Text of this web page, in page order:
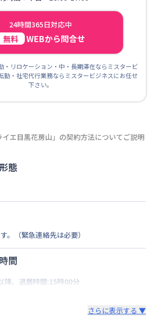
24時間365日対応中
無料 WEBから問合せ
・リロケーション・中・長期滞在ならミスタービ
・社宅代行業務ならミスタービジネスにお任せ
下さい。
イエ目黒花房山 」の契約方法についてご説明
態
。（緊急連絡先は必要）
間
降、退居時間:15時00分
さらに表示する ▼